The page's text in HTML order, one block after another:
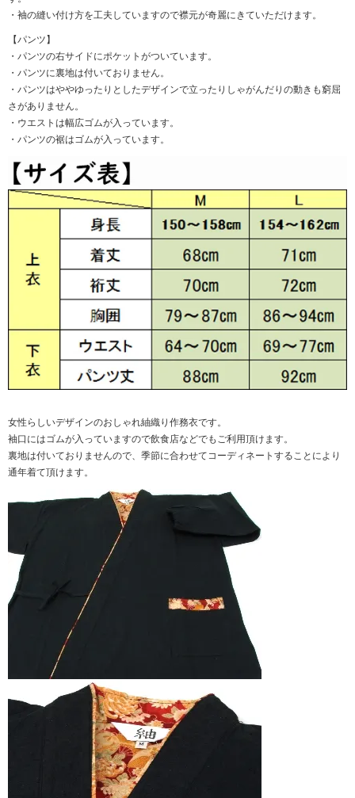
・袖の縫い付け方を工夫していますので襟元が奇麗にきていただけます。
【パンツ】
・パンツの右サイドにポケットがついています。
・パンツに裏地は付いておりません。
・パンツはややゆったりとしたデザインで立ったりしゃがんだりの動きも窮屈
さがありません。
・ウエストは幅広ゴムが入っています。
・パンツの裾はゴムが入っています。
女性らしいデザインのおしゃれ紬織り作務衣です。
袖口にはゴムが入っていますので飲食店などでもご利用頂けます。
裏地は付いておりませんので、季節に合わせてコーディネートすることにより
通年着て頂けます。